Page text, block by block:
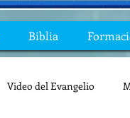
Biblia
Video del Evangelio